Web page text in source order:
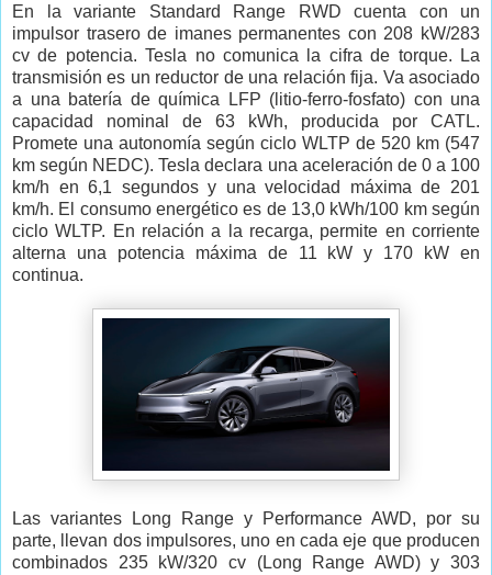
En la variante Standard Range RWD cuenta con un
impulsor trasero de imanes permanentes con 208 kW/283
cv de potencia. Tesla no comunica la cifra de torque. La
transmisión es un reductor de una relación fija. Va asociado
a una batería de química LFP (litio-ferro-fosfato) con una
capacidad nominal de 63 kWh, producida por CATL.
Promete una autonomía según ciclo WLTP de 520 km (547
km según NEDC). Tesla declara una aceleración de 0 a 100
km/h en 6,1 segundos y una velocidad máxima de 201
km/h. El consumo energético es de 13,0 kWh/100 km según
ciclo WLTP. En relación a la recarga, permite en corriente
alterna una potencia máxima de 11 kW y 170 kW en
continua.
Las variantes Long Range y Performance AWD, por su
parte, llevan dos impulsores, uno en cada eje que producen
combinados 235 kW/320 cv (Long Range AWD) y 303